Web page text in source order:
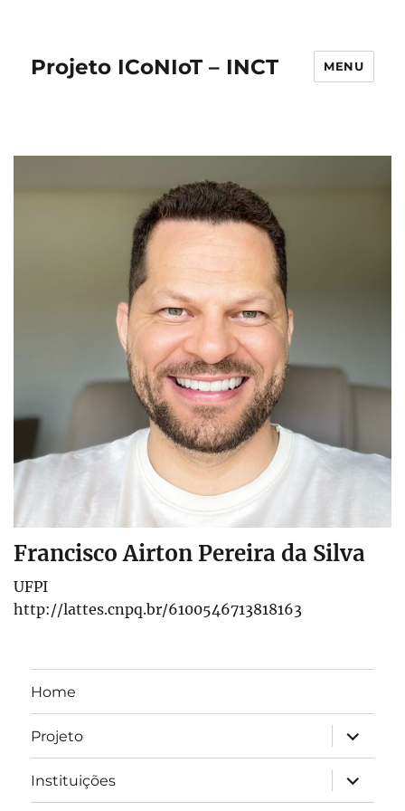
Projeto ICoNIoT – INCT MENU
Francisco Airton Pereira da Silva
UFPI
http://lattes.cnpq.br/6100546713818163
Home
Projeto
expandir
Instituições
expandir